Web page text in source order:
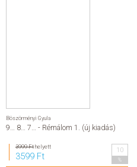
Böszörményi Gyula
9… 8… 7… - Rémálom 1. (új kiadás)
3999 Fthelyett
3599 Ft
10